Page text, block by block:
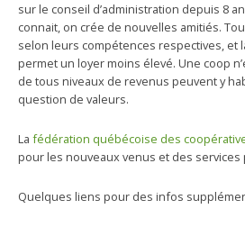
sur le conseil d’administration depuis 8
connait, on crée de nouvelles amitiés.
selon leurs compétences respectives, et
permet un loyer moins élevé. Une coop
de tous niveaux de revenus peuvent y
question de valeurs.
La fédération québécoise des
pour les nouveaux venus et des services
Quelques liens pour des infos